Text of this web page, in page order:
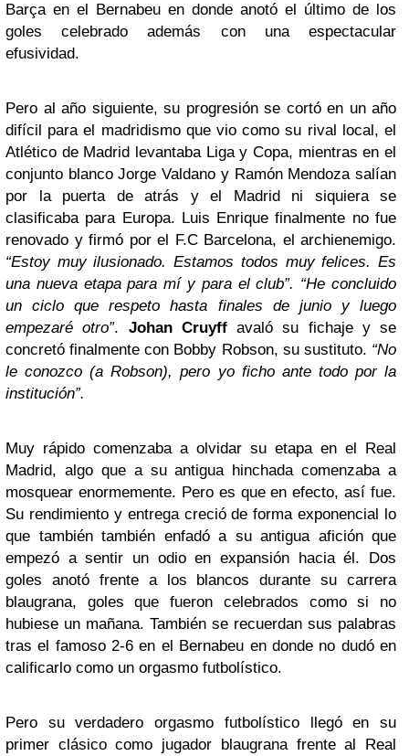
Barça en el Bernabeu en donde anotó el último de los
goles celebrado además con una espectacular
efusividad.
Pero al año siguiente, su progresión se cortó en un año
difícil para el madridismo que vio como su rival local, el
Atlético de Madrid levantaba Liga y Copa, mientras en el
conjunto blanco Jorge Valdano y Ramón Mendoza salían
por la puerta de atrás y el Madrid ni siquiera se
clasificaba para Europa. Luis Enrique finalmente no fue
renovado y firmó por el F.C Barcelona, el archienemigo.
“Estoy muy ilusionado. Estamos todos muy felices. Es
una nueva etapa para mí y para el club”. “He concluido
un ciclo que respeto hasta finales de junio y luego
empezaré otro”. Johan Cruyffavaló su fichaje y se
concretó finalmente con Bobby Robson, su sustituto. “No
le conozco (a Robson), pero yo ficho ante todo por la
institución”.
Muy rápido comenzaba a olvidar su etapa en el Real
Madrid, algo que a su antigua hinchada comenzaba a
mosquear enormemente. Pero es que en efecto, así fue.
Su rendimiento y entrega creció de forma exponencial lo
que también también enfadó a su antigua afición que
empezó a sentir un odio en expansión hacia él. Dos
goles anotó frente a los blancos durante su carrera
blaugrana, goles que fueron celebrados como si no
hubiese un mañana. También se recuerdan sus palabras
tras el famoso 2-6 en el Bernabeu en donde no dudó en
calificarlo como un orgasmo futbolístico.
Pero su verdadero orgasmo futbolístico llegó en su
primer clásico como jugador blaugrana frente al Real